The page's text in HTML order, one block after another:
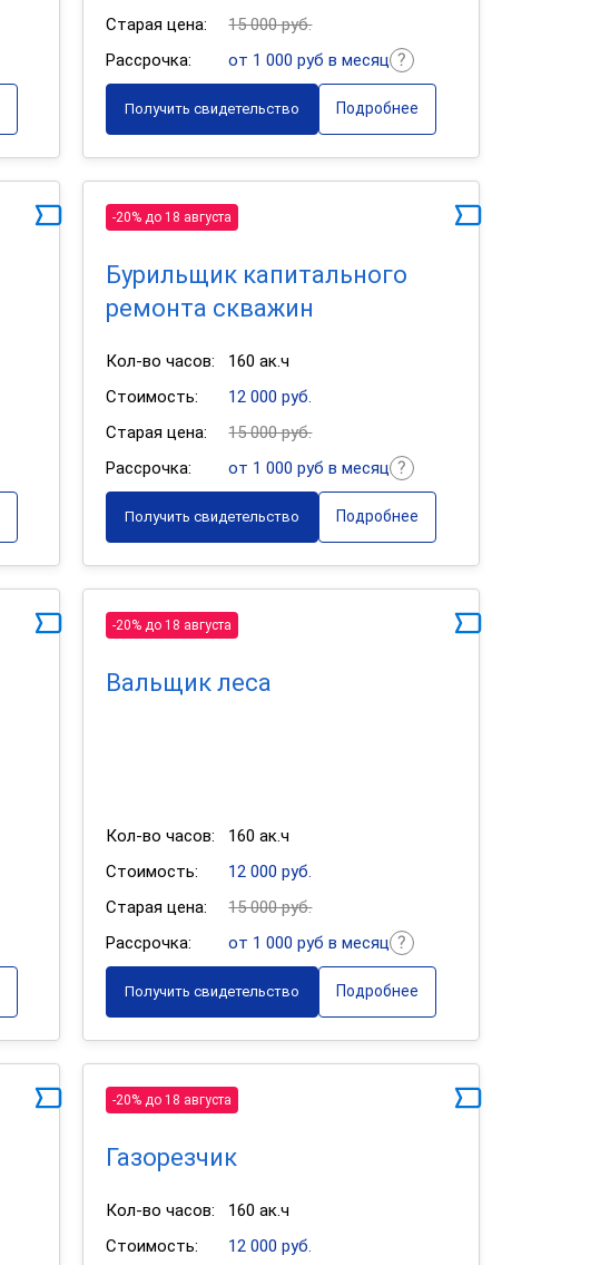
Старая цена:
15 000 руб.
Рассрочка:
от 1 000 руб в месяц
Получить свидетельство Подробнее
-20% до 18 августа
Бурильщик капитального
ремонта скважин
Кол-во часов:
160 ак.ч
Стоимость:
12 000 руб.
Старая цена:
15 000 руб.
Рассрочка:
от 1 000 руб в месяц
Получить свидетельство Подробнее
-20% до 18 августа
Вальщик леса
Кол-во часов:
160 ак.ч
Стоимость:
12 000 руб.
Старая цена:
15 000 руб.
Рассрочка:
от 1 000 руб в месяц
Получить свидетельство Подробнее
-20% до 18 августа
Газорезчик
Кол-во часов:
160 ак.ч
Стоимость:
12 000 руб.